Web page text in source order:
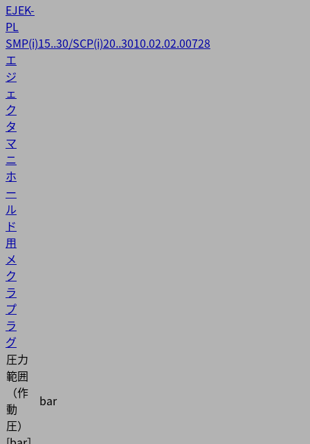
EJEK-
PL
SMP(i)15..30/SCP(i)20..3010.02.02.00728
エ
ジ
ェ
ク
タ
マ
ニ
ホ
ー
ル
ド
用
メ
ク
ラ
プ
ラ
グ
圧力
範囲
（作
動
圧）
bar